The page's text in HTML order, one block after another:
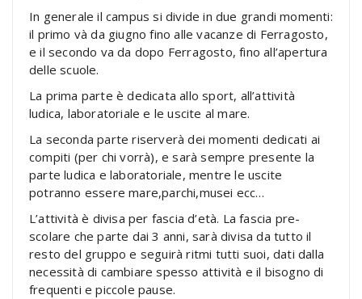
In generale il campus si divide in due grandi momenti:
il primo và da giugno fino alle vacanze di Ferragosto,
e il secondo va da dopo Ferragosto, fino all’apertura
delle scuole.
La prima parte è dedicata allo sport, all’attività
ludica, laboratoriale e le uscite al mare.
La seconda parte riserverà dei momenti dedicati ai
compiti (per chi vorrà), e sarà sempre presente la
parte ludica e laboratoriale, mentre le uscite
potranno essere mare,parchi,musei ecc…
L’attività è divisa per fascia d’età. La fascia pre-
scolare che parte dai 3 anni, sarà divisa da tutto il
resto del gruppo e seguirà ritmi tutti suoi, dati dalla
necessità di cambiare spesso attività e il bisogno di
frequenti e piccole pause.